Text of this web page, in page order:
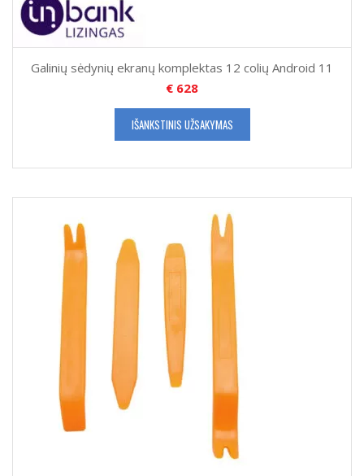
Galinių sėdynių ekranų komplektas 12 colių Android 11
€ 628
IŠANKSTINIS UŽSAKYMAS